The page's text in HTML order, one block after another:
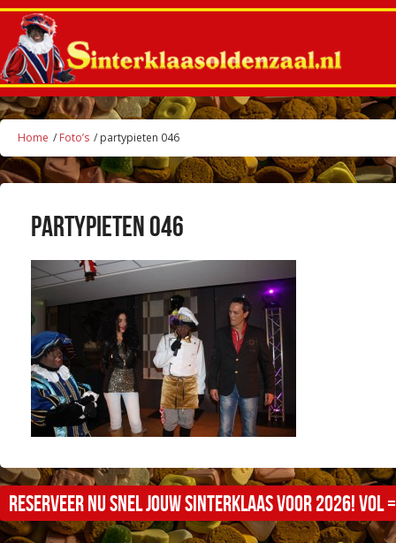
Home / Foto’s / partypieten 046
partypieten 046
Reserveer nu snel jouw sinterklaas voor 2026! Vol